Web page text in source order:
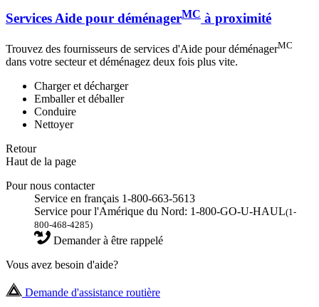
Services Aide pour déménagerMC à proximité
Trouvez des fournisseurs de services d'Aide pour déménagerMC
dans votre secteur et déménagez deux fois plus vite.
Charger et décharger
Emballer et déballer
Conduire
Nettoyer
Retour
Haut de la page
Pour nous contacter
Service en français 1-800-663-5613
Service pour l'Amérique du Nord: 1-800-GO-U-HAUL(1-
800-468-4285)
Demander à être rappelé
Vous avez besoin d'aide?
Demande d'assistance routière